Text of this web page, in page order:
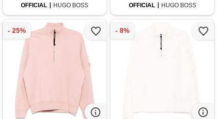
OFFICIAL
HUGO BOSS
OFFICIAL
HUGO BOSS